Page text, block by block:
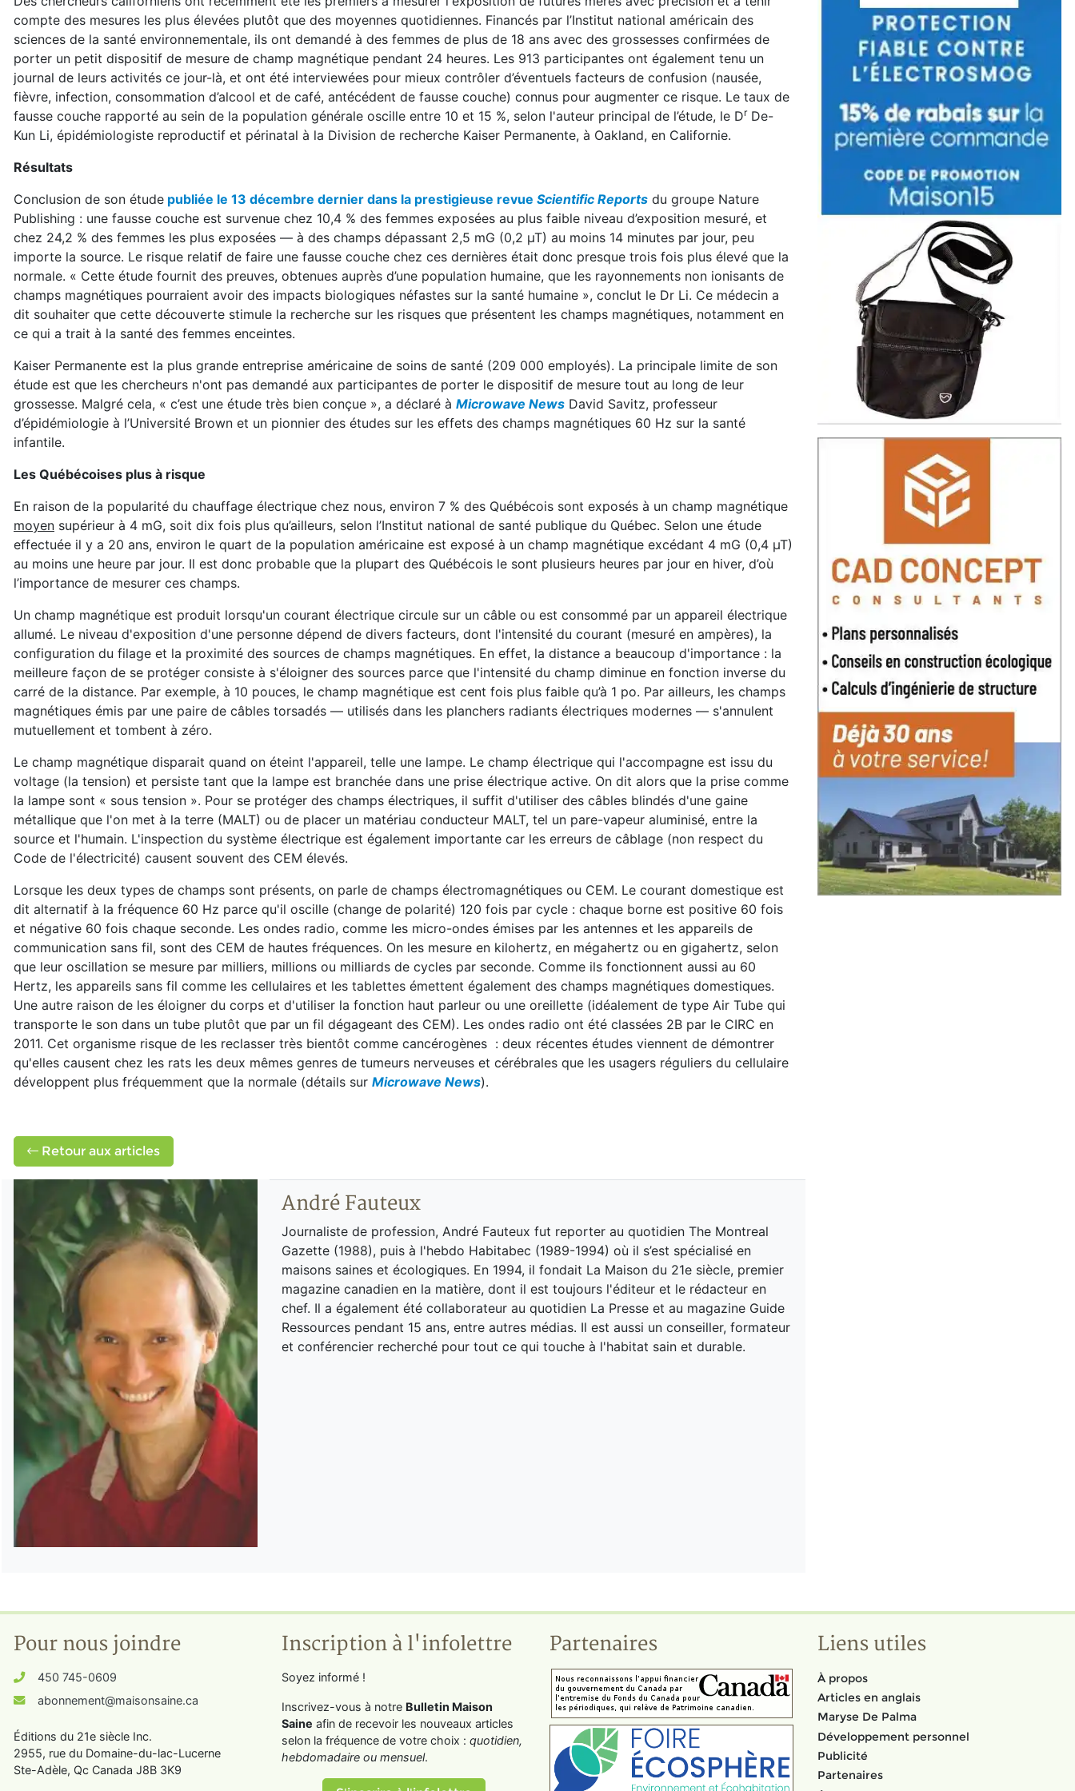
compte des mesures les plus élevées plutôt que des moyennes quotidiennes. Financés par l’Institut national américain des
sciences de la santé environnementale, ils ont demandé à des femmes de plus de 18 ans avec des grossesses confirmées de
porter un petit dispositif de mesure de champ magnétique pendant 24 heures. Les 913 participantes ont également tenu un
journal de leurs activités ce jour-là, et ont été interviewées pour mieux contrôler d’éventuels facteurs de confusion (nausée,
fièvre, infection, consommation d’alcool et de café, antécédent de fausse couche) connus pour augmenter ce risque. Le taux de
fausse couche rapporté au sein de la population générale oscille entre 10 et 15 %, selon l'auteur principal de l’étude, le DrDe-
Kun Li, épidémiologiste reproductif et périnatal à la Division de recherche Kaiser Permanente, à Oakland, en Californie.
Résultats
Conclusion de son étude publiée le 13 décembre dernier dans la prestigieuse revue Scientific Reports du groupe Nature
Publishing : une fausse couche est survenue chez 10,4 % des femmes exposées au plus faible niveau d’exposition mesuré, et
chez 24,2 % des femmes les plus exposées — à des champs dépassant 2,5 mG (0,2 µT) au moins 14 minutes par jour, peu
importe la source. Le risque relatif de faire une fausse couche chez ces dernières était donc presque trois fois plus élevé que la
normale. « Cette étude fournit des preuves, obtenues auprès d’une population humaine, que les rayonnements non ionisants de
champs magnétiques pourraient avoir des impacts biologiques néfastes sur la santé humaine », conclut le Dr Li. Ce médecin a
dit souhaiter que cette découverte stimule la recherche sur les risques que présentent les champs magnétiques, notamment en
ce qui a trait à la santé des femmes enceintes.
Kaiser Permanente est la plus grande entreprise américaine de soins de santé (209 000 employés). La principale limite de son
étude est que les chercheurs n'ont pas demandé aux participantes de porter le dispositif de mesure tout au long de leur
grossesse. Malgré cela, « c’est une étude très bien conçue », a déclaré à Microwave News David Savitz, professeur
d’épidémiologie à l’Université Brown et un pionnier des études sur les effets des champs magnétiques 60 Hz sur la santé
infantile.
Les Québécoises plus à risque
En raison de la popularité du chauffage électrique chez nous, environ 7 % des Québécois sont exposés à un champ magnétique
moyen supérieur à 4 mG, soit dix fois plus qu’ailleurs, selon l’Institut national de santé publique du Québec. Selon une étude
effectuée il y a 20 ans, environ le quart de la population américaine est exposé à un champ magnétique excédant 4 mG (0,4 µT)
au moins une heure par jour. Il est donc probable que la plupart des Québécois le sont plusieurs heures par jour en hiver, d’où
l’importance de mesurer ces champs.
Un champ magnétique est produit lorsqu'un courant électrique circule sur un câble ou est consommé par un appareil électrique
allumé. Le niveau d'exposition d'une personne dépend de divers facteurs, dont l'intensité du courant (mesuré en ampères), la
configuration du filage et la proximité des sources de champs magnétiques. En effet, la distance a beaucoup d'importance : la
meilleure façon de se protéger consiste à s'éloigner des sources parce que l'intensité du champ diminue en fonction inverse du
carré de la distance. Par exemple, à 10 pouces, le champ magnétique est cent fois plus faible qu’à 1 po. Par ailleurs, les champs
magnétiques émis par une paire de câbles torsadés — utilisés dans les planchers radiants électriques modernes — s'annulent
mutuellement et tombent à zéro.
Le champ magnétique disparait quand on éteint l'appareil, telle une lampe. Le champ électrique qui l'accompagne est issu du
voltage (la tension) et persiste tant que la lampe est branchée dans une prise électrique active. On dit alors que la prise comme
la lampe sont « sous tension ». Pour se protéger des champs électriques, il suffit d'utiliser des câbles blindés d'une gaine
métallique que l'on met à la terre (MALT) ou de placer un matériau conducteur MALT, tel un pare-vapeur aluminisé, entre la
source et l'humain. L'inspection du système électrique est également importante car les erreurs de câblage (non respect du
Code de l'électricité) causent souvent des CEM élevés.
Lorsque les deux types de champs sont présents, on parle de champs électromagnétiques ou CEM. Le courant domestique est
dit alternatif à la fréquence 60 Hz parce qu'il oscille (change de polarité) 120 fois par cycle : chaque borne est positive 60 fois
et négative 60 fois chaque seconde. Les ondes radio, comme les micro-ondes émises par les antennes et les appareils de
communication sans fil, sont des CEM de hautes fréquences. On les mesure en kilohertz, en mégahertz ou en gigahertz, selon
que leur oscillation se mesure par milliers, millions ou milliards de cycles par seconde. Comme ils fonctionnent aussi au 60
Hertz, les appareils sans fil comme les cellulaires et les tablettes émettent également des champs magnétiques domestiques.
Une autre raison de les éloigner du corps et d'utiliser la fonction haut parleur ou une oreillette (idéalement de type Air Tube qui
transporte le son dans un tube plutôt que par un fil dégageant des CEM). Les ondes radio ont été classées 2B par le CIRC en
2011. Cet organisme risque de les reclasser très bientôt comme cancérogènes : deux récentes études viennent de démontrer
qu'elles causent chez les rats les deux mêmes genres de tumeurs nerveuses et cérébrales que les usagers réguliers du cellulaire
développent plus fréquemment que la normale (détails sur Microwave News).
Retour aux articles
André Fauteux
Journaliste de profession, André Fauteux fut reporter au quotidien The Montreal
Gazette (1988), puis à l'hebdo Habitabec (1989-1994) où il s’est spécialisé en
maisons saines et écologiques. En 1994, il fondait La Maison du 21e siècle, premier
magazine canadien en la matière, dont il est toujours l'éditeur et le rédacteur en
chef. Il a également été collaborateur au quotidien La Presse et au magazine Guide
Ressources pendant 15 ans, entre autres médias. Il est aussi un conseiller, formateur
et conférencier recherché pour tout ce qui touche à l'habitat sain et durable.
Pour nous joindre
450 745-0609
abonnement@maisonsaine.ca
Éditions du 21e siècle Inc.
2955, rue du Domaine-du-lac-Lucerne
Ste-Adèle, Qc Canada J8B 3K9
Inscription à l'infolettre
Soyez informé !
Inscrivez-vous à notre Bulletin Maison
Saine afin de recevoir les nouveaux articles
selon la fréquence de votre choix : quotidien,
hebdomadaire ou mensuel.
Partenaires Liens utiles
À propos
Articles en anglais
Maryse De Palma
Développement personnel
Publicité
Partenaires